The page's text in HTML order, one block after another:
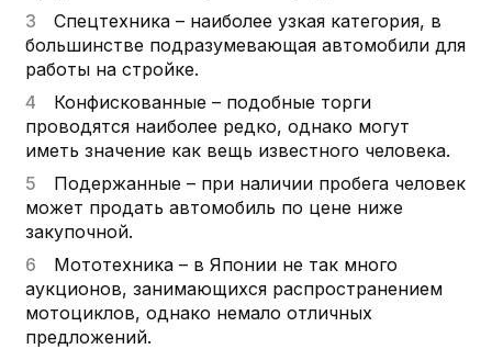
Спецтехника – наиболее узкая категория, в
большинстве подразумевающая автомобили для
работы на стройке.
Конфискованные – подобные торги
проводятся наиболее редко, однако могут
иметь значение как вещь известного человека.
Подержанные – при наличии пробега человек
может продать автомобиль по цене ниже
закупочной.
Мототехника – в Японии не так много
аукционов, занимающихся распространением
мотоциклов, однако немало отличных
предложений.